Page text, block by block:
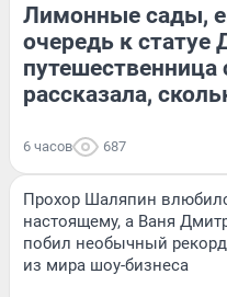
Лимонные сады,
очередь к
рассказала,
6 часов 687
Прохор Шаляпин
настоящему, а Ваня
побил необычный
из мира шоу-бизнеса